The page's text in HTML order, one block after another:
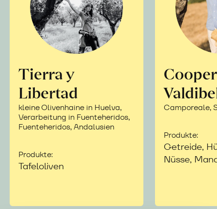
Tierra y
Libertad
kleine Olivenhaine in Huelva,
Verarbeitung in Fuenteheridos,
Fuenteheridos, Andalusien
Produkte:
Tafeloliven
Camporeale,
Produkte:
Getreide,
Nüsse,